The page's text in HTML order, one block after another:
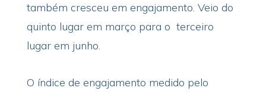
também cresceu em engajamento. Veio do
quinto lugar em março para o terceiro
lugar em junho.
O índice de engajamento medido pelo